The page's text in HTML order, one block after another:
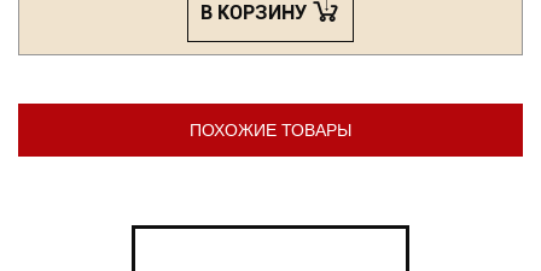
В КОРЗИНУ
ПОХОЖИЕ ТОВАРЫ